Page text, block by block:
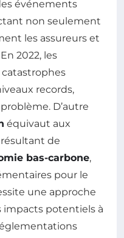
événements
non seulement
les assureurs et
2022, les
records,
D’autre
équivaut aux
de
bas-carbone,
pour le
une approche
impacts potentiels à